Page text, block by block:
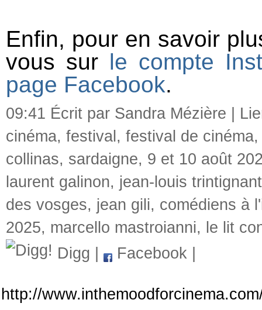
Enfin, pour en savoir
vous sur le compte
page Facebook.
09:41 Écrit par Sandra Mézière |
cinéma, festival , festival de cinéma
collinas, sardaigne, 9 et 10 août
laurent galinon, jean-louis trintignant
des vosges, jean gili, comédiens à
2025, marcello mastroianni, le lit
Digg
Facebook
http://